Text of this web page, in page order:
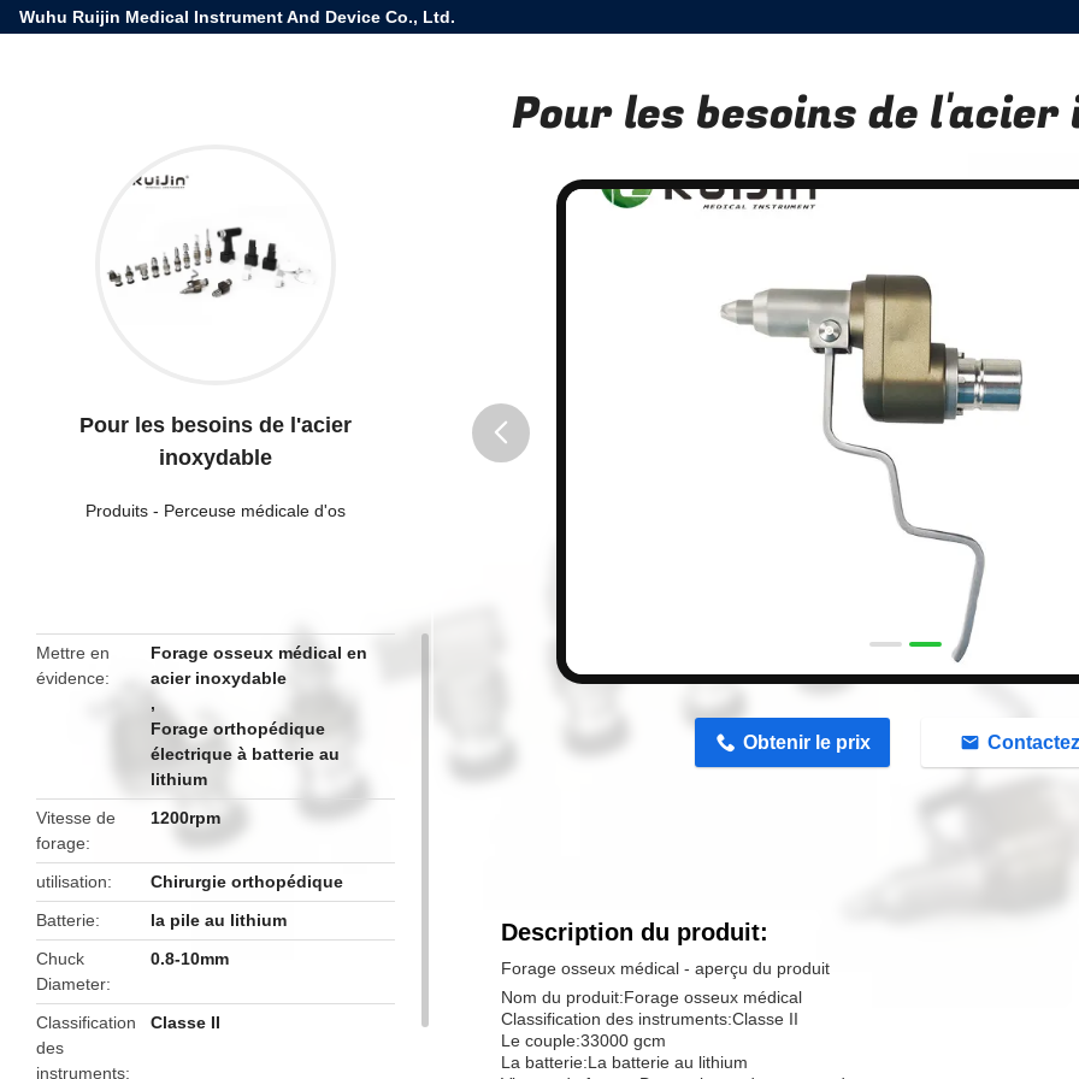
Wuhu Ruijin Medical Instrument And Device Co., Ltd.
Pour les besoins de l'acier
inoxydable
Produits - Perceuse médicale d'os
Mettre en
évidence
Forage osseux médical en
acier inoxydable
,
Forage orthopédique
électrique à batterie au
lithium
Vitesse de
forage
1200rpm
utilisation
Chirurgie orthopédique
Batterie
la pile au lithium
Chuck
Diameter
0.8-10mm
Classification
des
instruments
Classe II
Pour les besoins de l'acier
Obtenir le prix Contactez
Description du produit:
Forage osseux médical - aperçu du produit
Nom du produit:Forage osseux médical
Classification des instruments:Classe II
Le couple:33000 gcm
La batterie:La batterie au lithium